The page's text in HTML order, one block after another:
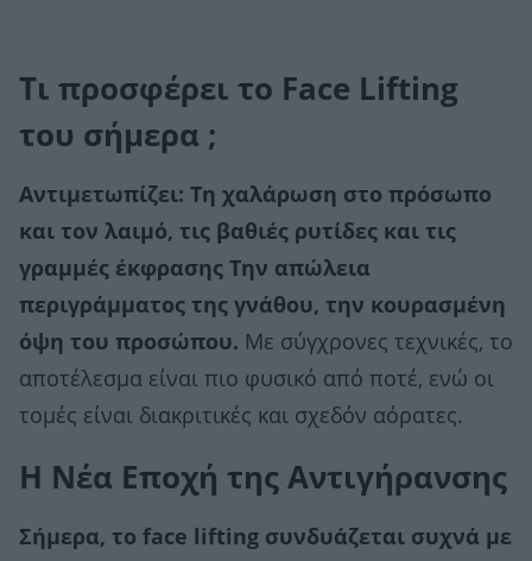
Τι προσφέρει το Face Lifting
του σήμερα ;
Αντιμετωπίζει: Τη χαλάρωση στο πρόσωπο
και τον λαιμό, τις βαθιές ρυτίδες και τις
γραμμές έκφρασης Την απώλεια
περιγράμματος της γνάθου, την κουρασμένη
όψη του προσώπου. Με σύγχρονες τεχνικές, το
αποτέλεσμα είναι πιο φυσικό από ποτέ, ενώ οι
τομές είναι διακριτικές και σχεδόν αόρατες.
Η Νέα Εποχή της Αντιγήρανσης
Σήμερα, το face lifting συνδυάζεται συχνά με